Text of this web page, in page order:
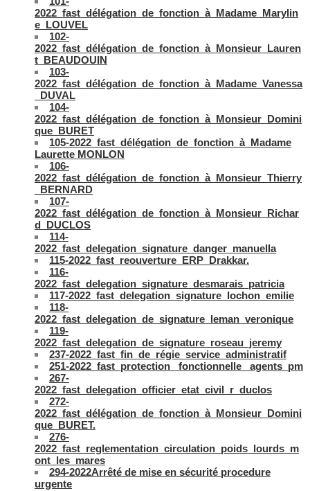
2022_fast_délégation_de_fonction_à_Madame_Marylin
e_LOUVEL
102-
2022_fast_délégation_de_fonction_à_Monsieur_Lauren
t_BEAUDOUIN
103-
2022_fast_délégation_de_fonction_à_Madame_Vanessa
_DUVAL
104-
2022_fast_délégation_de_fonction_à_Monsieur_Domini
que_BURET
105-2022_fast_délégation_de_fonction_à_Madame
Laurette MONLON
106-
2022_fast_délégation_de_fonction_à_Monsieur_Thierry
_BERNARD
107-
2022_fast_délégation_de_fonction_à_Monsieur_Richar
d_DUCLOS
114-
2022_fast_delegation_signature_danger_manuella
115-2022_fast_reouverture_ERP_Drakkar.
116-
2022_fast_delegation_signature_desmarais_patricia
117-2022_fast_delegation_signature_lochon_emilie
118-
2022_fast_delegation_de_signature_leman_veronique
119-
2022_fast_delegation_de_signature_roseau_jeremy
237-2022_fast_fin_de_régie_service_administratif
251-2022_fast_protection_ fonctionnelle_ agents_pm
267-
2022_fast_delegation_officier_etat_civil_r_duclos
272-
2022_fast_délégation_de_fonction_à_Monsieur_Domini
que_BURET.
276-
2022_fast_reglementation_circulation_poids_lourds_m
ont_les_mares
294-2022Arrêté de mise en sécurité procedure
urgente